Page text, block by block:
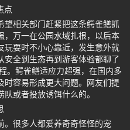
点
望相关部门赶紧把这条鳄雀鳝抓
，万一在公园水域扎根，以后本
玩耍时不小心靠近，发生意外就
安全到生态再到游客体验都聊了
。鳄雀鳝适应力超强，在国内多
时容易形成更大问题。网友们提
或者投放诱饵什么的。
。很多人都爱养奇奇怪怪的宠